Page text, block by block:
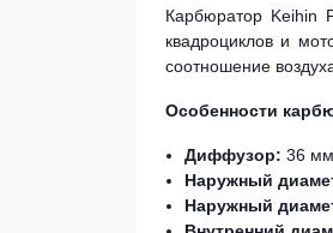
Карбюратор Keihin
квадроциклов и
соотношение
Особенности
Диффузор: 36 мм
Наружный
Наружный